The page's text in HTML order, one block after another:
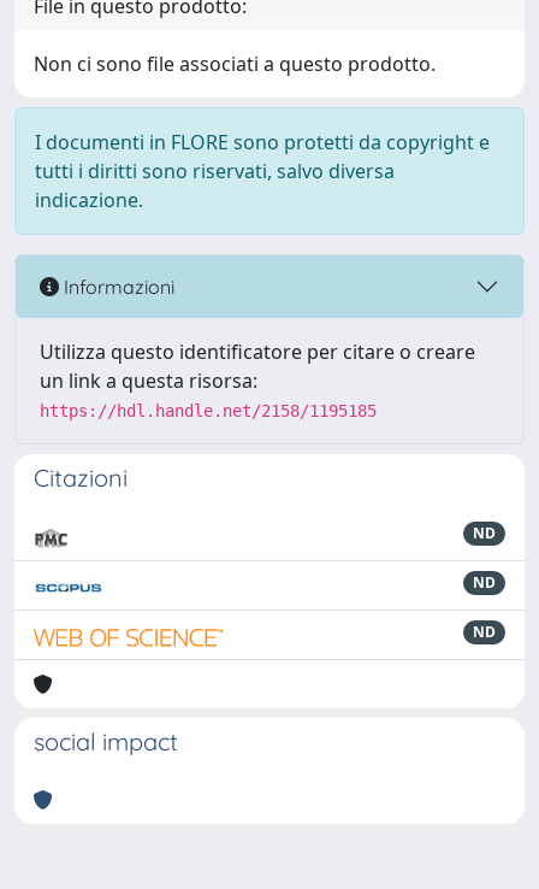
File in questo prodotto:
Non ci sono file associati a questo prodotto.
I documenti in FLORE sono protetti da copyright e
tutti i diritti sono riservati, salvo diversa
indicazione.
Informazioni
Utilizza questo identificatore per citare o creare
un link a questa risorsa:
https://hdl.handle.net/2158/1195185
Citazioni
ND
ND
ND
social impact